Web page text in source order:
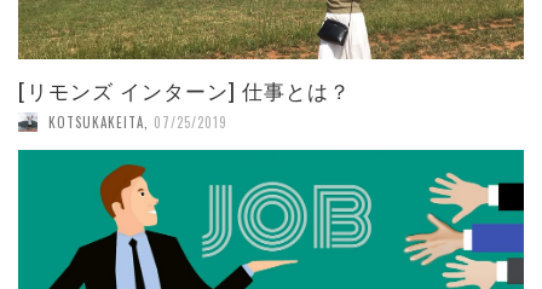
[リモンズ インターン] 仕事とは？
KOTSUKAKEITA 07/25/2019